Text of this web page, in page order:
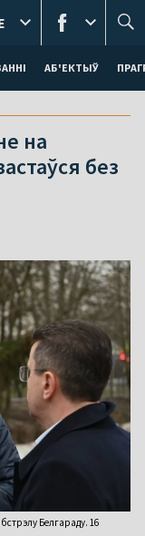
АБ'ЕКТЫЎ
на
без
Белгараду. 16